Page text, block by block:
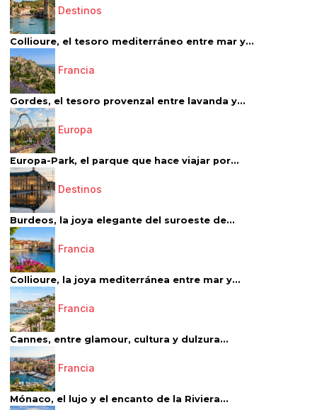
Destinos
Collioure, el tesoro mediterráneo entre mar y...
Francia
Gordes, el tesoro provenzal entre lavanda y...
Europa
Europa-Park, el parque que hace viajar por...
Destinos
Burdeos, la joya elegante del suroeste de...
Francia
Collioure, la joya mediterránea entre mar y...
Francia
Cannes, entre glamour, cultura y dulzura...
Francia
Mónaco, el lujo y el encanto de la Riviera...